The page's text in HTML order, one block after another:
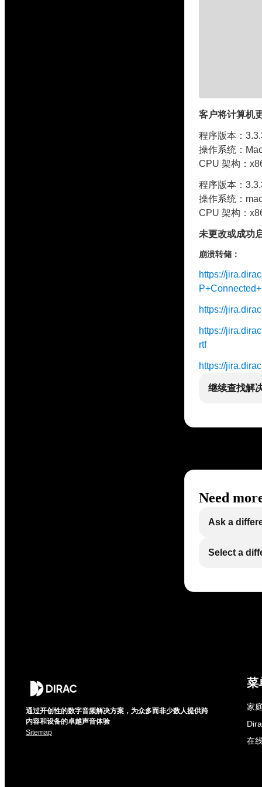
客户将计算机
程序版本：
操作系统：
CPU 架构：
程序版本：
操作系统：
CPU 架构：
未更改或成功
崩溃转储：
https://
https://
https://
rtf
https://
继续查找解
Need
Ask a
Select a
通过开创性的数字音频解决方案，为众多而非少数人提供跨
内容和设备的卓越声音体验
Sitemap
菜
家
在